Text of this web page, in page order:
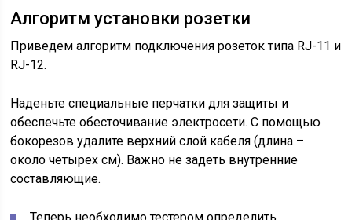
Алгоритм установки розетки
Приведем алгоритм подключения розеток типа RJ-11 и
RJ-12.
Наденьте специальные перчатки для защиты и
обеспечьте обесточивание электросети. С помощью
бокорезов удалите верхний слой кабеля (длина –
около четырех см). Важно не задеть внутренние
составляющие.